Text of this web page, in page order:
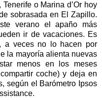
o Marina d’Or hoy
sobrasada en El Zapillo.
verano el apaño más
ir de vacaciones. Es
a veces no lo hacen por
la mayoría alienta nuevas
menos en los meses
coche) y deja en
según el Barómetro Ipsos